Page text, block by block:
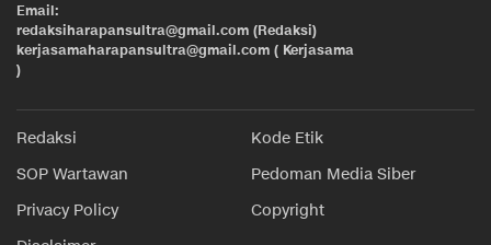
Email:
redaksiharapansultra@gmail.com (Redaksi)
kerjasamaharapansultra@gmail.com ( Kerjasama
)
Redaksi
Kode Etik
SOP Wartawan
Pedoman Media Siber
Privacy Policy
Copyright